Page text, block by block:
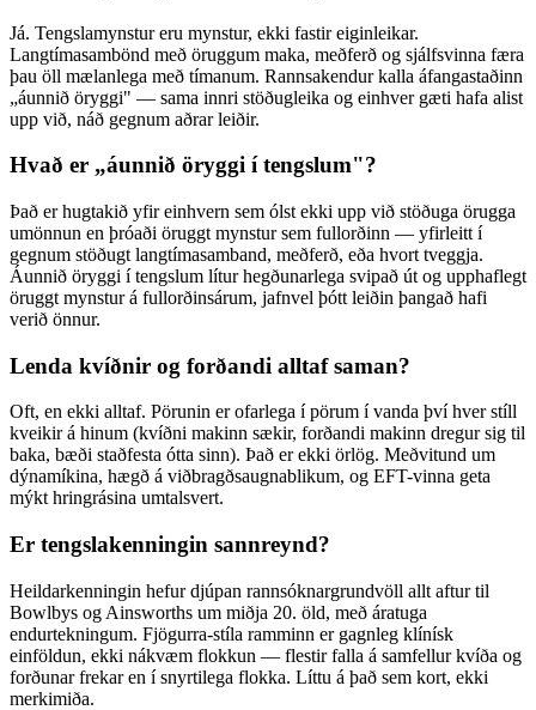
Já. Tengslamynstur eru mynstur, ekki fastir eiginleikar.
Langtímasambönd með öruggum maka, meðferð og sjálfsvinna færa
þau öll mælanlega með tímanum. Rannsakendur kalla áfangastaðinn
„áunnið öryggi" — sama innri stöðugleika og einhver gæti hafa alist
upp við, náð gegnum aðrar leiðir.
Hvað er „áunnið öryggi í tengslum"?
Það er hugtakið yfir einhvern sem ólst ekki upp við stöðuga örugga
umönnun en þróaði öruggt mynstur sem fullorðinn — yfirleitt í
gegnum stöðugt langtímasamband, meðferð, eða hvort tveggja.
Áunnið öryggi í tengslum lítur hegðunarlega svipað út og upphaflegt
öruggt mynstur á fullorðinsárum, jafnvel þótt leiðin þangað hafi
verið önnur.
Lenda kvíðnir og forðandi alltaf saman?
Oft, en ekki alltaf. Pörunin er ofarlega í pörum í vanda því hver stíll
kveikir á hinum (kvíðni makinn sækir, forðandi makinn dregur sig til
baka, bæði staðfesta ótta sinn). Það er ekki örlög. Meðvitund um
dýnamíkina, hægð á viðbragðsaugnablikum, og EFT-vinna geta
mýkt hringrásina umtalsvert.
Er tengslakenningin sannreynd?
Heildarkenningin hefur djúpan rannsóknargrundvöll allt aftur til
Bowlbys og Ainsworths um miðja 20. öld, með áratuga
endurtekningum. Fjögurra-stíla ramminn er gagnleg klínísk
einföldun, ekki nákvæm flokkun — flestir falla á samfellur kvíða og
forðunar frekar en í snyrtilega flokka. Líttu á það sem kort, ekki
merkimiða.